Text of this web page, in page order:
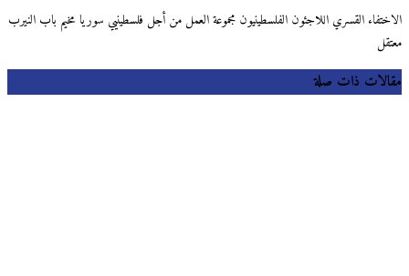
الاختفاء القسري اللاجئون الفلسطينيون مجموعة العمل من أجل فلسطينيي سوريا مخيم باب النيرب
معتقل
مقالات ذات صلة